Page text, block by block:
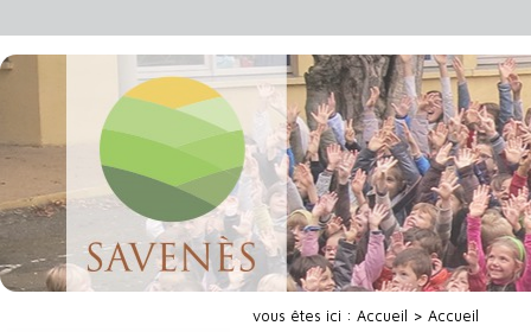
vous êtes ici : Accueil > Accueil